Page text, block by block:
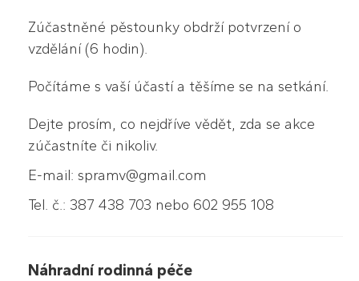
Zúčastněné pěstounky obdrží potvrzení o
vzdělání (6 hodin).
Počítáme s vaší účastí a těšíme se na setkání.
Dejte prosím, co nejdříve vědět, zda se akce
zúčastníte či nikoliv.
E-mail: spramv@gmail.com
Tel. č.: 387 438 703 nebo 602 955 108
Náhradní rodinná péče